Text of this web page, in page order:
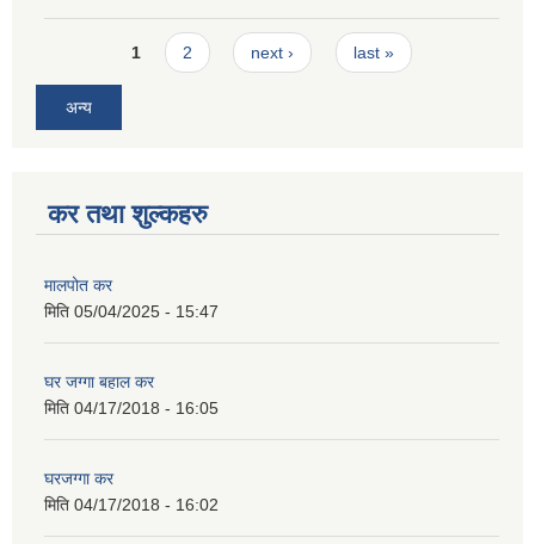
Pages1 2 next › last »
अन्य
कर तथा शुल्कहरु
मालपोत कर
मिति 05/04/2025 - 15:47
घर जग्गा बहाल कर
मिति 04/17/2018 - 16:05
घरजग्गा कर
मिति 04/17/2018 - 16:02